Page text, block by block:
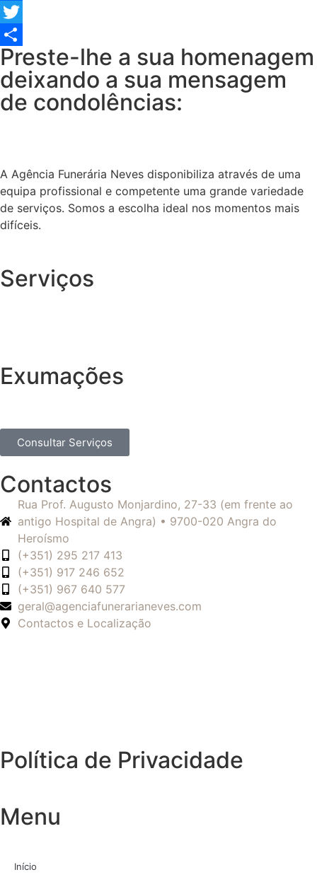
Facebook
Twitter
Share
Preste-lhe a sua homenagem
deixando a sua mensagem
de condolências:
A Agência Funerária Neves disponibiliza através de uma
equipa profissional e competente uma grande variedade
de serviços. Somos a escolha ideal nos momentos mais
difíceis.
Serviços
Exumações
Consultar Serviços
Contactos
Rua Prof. Augusto Monjardino, 27-33 (em frente ao
antigo Hospital de Angra) • 9700-020 Angra do
Heroísmo
(+351) 295 217 413
(+351) 917 246 652
(+351) 967 640 577
geral@agenciafunerarianeves.com
Contactos e Localização
Política de Privacidade
Menu
Início